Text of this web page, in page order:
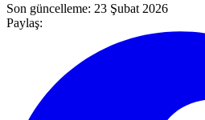
Son güncelleme: 23 Şubat 2026
Paylaş: